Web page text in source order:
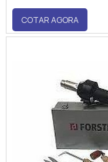
especializadas no
cuidado ajuda a
durabilidade dos
COTAR AGORA